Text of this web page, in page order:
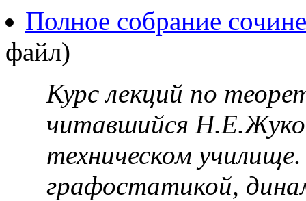
Полное собрание
файл)
Курс лекций по
читавшийся
техническом
графостатикой,